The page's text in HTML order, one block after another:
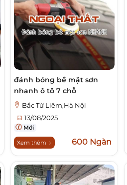
đánh bóng bề mặt sơn
nhanh ô tô 7 chỗ
Bắc Từ Liêm,Hà Nội
13/08/2025
Mới
Xem thêm 600 Ngàn